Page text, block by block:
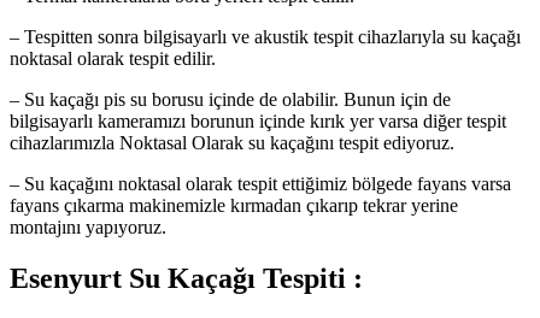
– Tespitten sonra bilgisayarlı ve akustik tespit cihazlarıyla su kaçağı
noktasal olarak tespit edilir.
– Su kaçağı pis su borusu içinde de olabilir. Bunun için de
bilgisayarlı kameramızı borunun içinde kırık yer varsa diğer tespit
cihazlarımızla Noktasal Olarak su kaçağını tespit ediyoruz.
– Su kaçağını noktasal olarak tespit ettiğimiz bölgede fayans varsa
fayans çıkarma makinemizle kırmadan çıkarıp tekrar yerine
montajını yapıyoruz.
Esenyurt Su Kaçağı Tespiti :